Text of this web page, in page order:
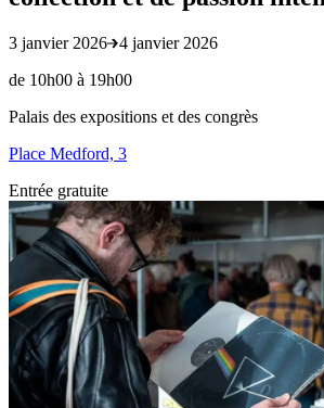
3 janvier 2026
4 janvier 2026
de 10h00 à 19h00
Palais des expositions et des congrès
Place Medford, 3
Entrée gratuite